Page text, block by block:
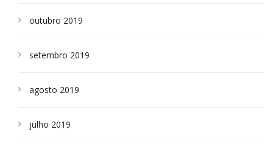
outubro 2019
setembro 2019
agosto 2019
julho 2019